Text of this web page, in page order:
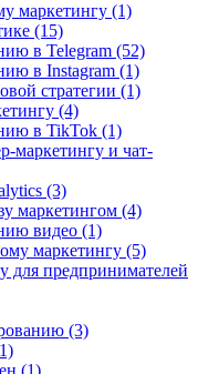
маркетингу (1)
(15)
в Telegram (52)
в Instagram (1)
стратегии (1)
(4)
в TikTok (1)
маркетингу и чат-
(3)
маркетингом (4)
видео (1)
маркетингу (5)
для предпринимателей
(3)